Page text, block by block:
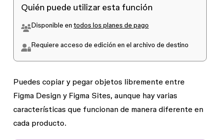
Quién puede utilizar esta función
Disponible en todos los planes de pago
Requiere acceso de edición en el archivo de destino
Puedes copiar y pegar objetos libremente entre
Figma Design y Figma Sites, aunque hay varias
características que funcionan de manera diferente en
cada producto.